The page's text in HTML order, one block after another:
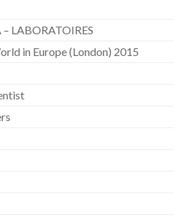
LABORATOIRES
in Europe (London) 2015